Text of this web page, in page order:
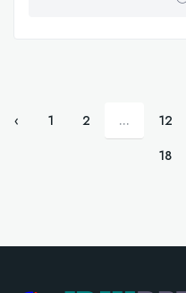
‹ 1 2 ... 12
18